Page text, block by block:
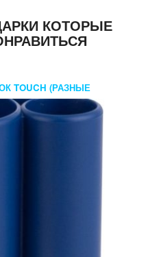
КОТОРЫЕ
TOUCH (РАЗНЫЕ